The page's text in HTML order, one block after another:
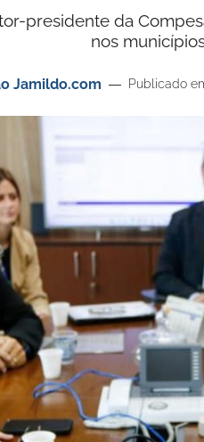
presidente da
nos
Jamildo.com Publicado